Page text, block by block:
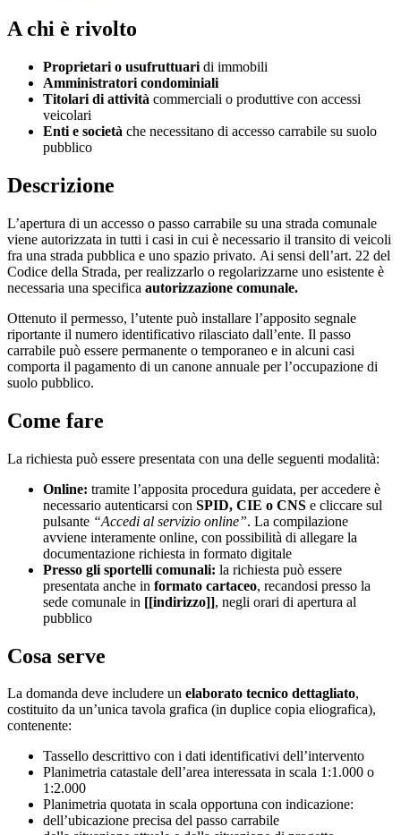
A chi è rivolto
Proprietari o usufruttuari di immobili
Amministratori condominiali
Titolari di attività commerciali o produttive con accessi
veicolari
Enti e società che necessitano di accesso carrabile su suolo
pubblico
Descrizione
L’apertura di un accesso o passo carrabile su una strada comunale
viene autorizzata in tutti i casi in cui è necessario il transito di veicoli
fra una strada pubblica e uno spazio privato. Ai sensi dell’art. 22 del
Codice della Strada, per realizzarlo o regolarizzarne uno esistente è
necessaria una specifica autorizzazione comunale.
Ottenuto il permesso, l’utente può installare l’apposito segnale
riportante il numero identificativo rilasciato dall’ente. Il passo
carrabile può essere permanente o temporaneo e in alcuni casi
comporta il pagamento di un canone annuale per l’occupazione di
suolo pubblico.
Come fare
La richiesta può essere presentata con una delle seguenti modalità:
Online: tramite l’apposita procedura guidata, per accedere è
necessario autenticarsi con SPID, CIE o CNS e cliccare sul
pulsante “Accedi al servizio online”. La compilazione
avviene interamente online, con possibilità di allegare la
documentazione richiesta in formato digitale
Presso gli sportelli comunali: la richiesta può essere
presentata anche in formato cartaceo, recandosi presso la
sede comunale in [[indirizzo]], negli orari di apertura al
pubblico
Cosa serve
La domanda deve includere un elaborato tecnico dettagliato,
costituito da un’unica tavola grafica (in duplice copia eliografica),
contenente:
Tassello descrittivo con i dati identificativi dell’intervento
Planimetria catastale dell’area interessata in scala 1:1.000 o
1:2.000
Planimetria quotata in scala opportuna con indicazione:
dell’ubicazione precisa del passo carrabile